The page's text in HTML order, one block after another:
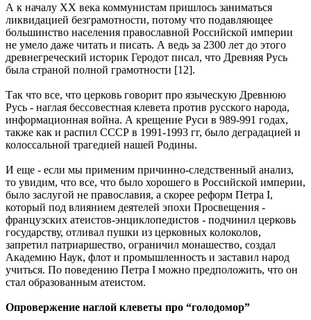
А к началу XX века коммунистам пришлось заниматься
ликвидацией безграмотности, потому что подавляющее
большинство населения православной Российской империи
не умело даже читать и писать. А ведь за 2300 лет до этого
древнегреческий историк Геродот писал, что Древняя Русь
была страной полной грамотности [12].
Так что все, что церковь говорит про языческую Древнюю
Русь - наглая бессовестная клевета против русского народа,
информационная война. А крещение Руси в 989-991 годах,
также как и распил СССР в 1991-1993 гг, было деградацией и
колоссальной трагедией нашей Родины.
И еще - если мы применим причинно-следственный анализ,
то увидим, что все, что было хорошего в Российской империи,
было заслугой не православия, а скорее реформ Петра I,
который под влиянием деятелей эпохи Просвещения -
французских атеистов-энциклопедистов - подчинил церковь
государству, отливал пушки из церковных колоколов,
запретил патриаршество, ограничил монашество, создал
Академию Наук, флот и промышленность и заставил народ
учиться. По поведению Петра I можно предположить, что он
стал образованным атеистом.
Опровержение наглой клеветы про “голодомор”